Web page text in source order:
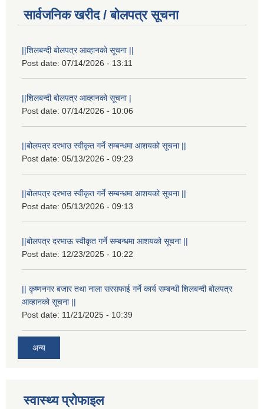
सार्वजनिक खरीद / बोलपत्र सूचना
||शिलबन्दी बोलपत्र आव्हानको सूचना ||
Post date: 07/14/2026 - 13:11
||शिलबन्दी बोलपत्र आव्हानको सूचना |
Post date: 07/14/2026 - 10:06
||बोलपत्र दरभाउ स्वीकृत गर्ने सम्बन्धमा आशयको सूचना ||
Post date: 05/13/2026 - 09:23
||बोलपत्र दरभाउ स्वीकृत गर्ने सम्बन्धमा आशयको सूचना ||
Post date: 05/13/2026 - 09:13
||बोलपत्र दरभाऊ स्वीकृत गर्ने सम्बन्धमा आशयको सूचना ||
Post date: 12/23/2025 - 10:22
|| कृष्णनगर बजार तथा नाला सरसफाई गर्ने कार्य सम्बन्धी शिलबन्दी बोलपत्र
आव्हानको सूचना ||
Post date: 11/21/2025 - 10:39
अन्य
स्वास्थ्य प्रोफाइल